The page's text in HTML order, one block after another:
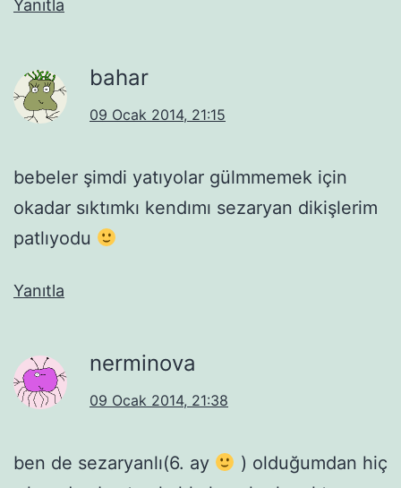
Yanıtla
bahar
09 Ocak 2014, 21:15
bebeler şimdi yatıyolar gülmmemek için
okadar sıktımkı kendımı sezaryan dikişlerim
patlıyodu
Yanıtla
nerminova
09 Ocak 2014, 21:38
ben de sezaryanlı(6. ay
) olduğumdan hiç